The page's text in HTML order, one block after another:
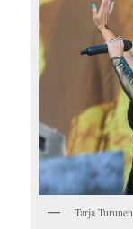
Tarja Turunen